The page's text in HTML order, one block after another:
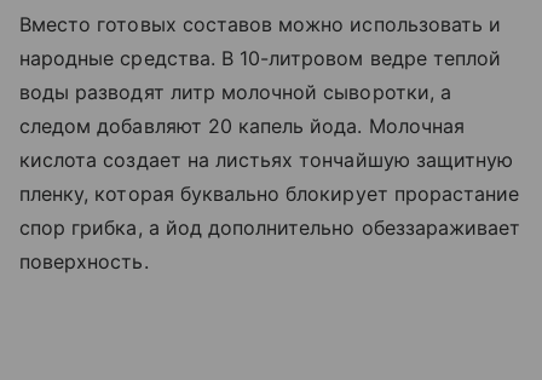
Вместо готовых составов можно использовать и
народные средства. В 10-литровом ведре теплой
воды разводят литр молочной сыворотки, а
следом добавляют 20 капель йода. Молочная
кислота создает на листьях тончайшую защитную
пленку, которая буквально блокирует прорастание
спор грибка, а йод дополнительно обеззараживает
поверхность.